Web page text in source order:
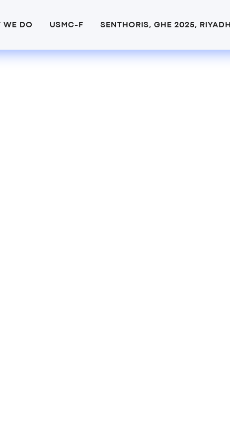
WE DO USMC-F SENTHORIS, GHE 2025, RIYADH